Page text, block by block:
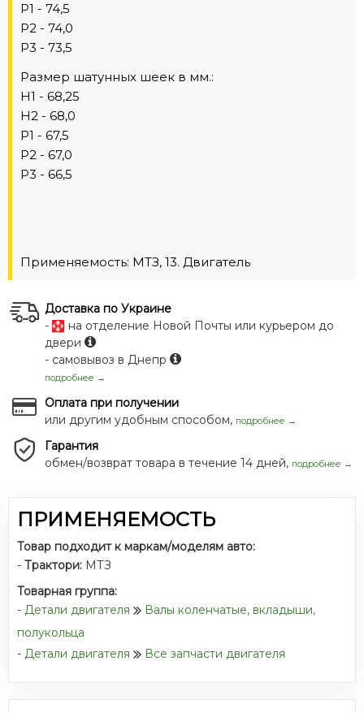
Р1 - 74,5
Р2 - 74,0
Р3 - 73,5
Размер шатунных шеек в мм.:
Н1 - 68,25
Н2 - 68,0
Р1 - 67,5
Р2 - 67,0
Р3 - 66,5
Применяемость: МТЗ, 13. Двигатель
Доставка по Украине
-
на отделение Новой Почты или курьером до
двери
- самовывоз в Днепр
подробнее →
Оплата при получении
или другим удобным способом, подробнее →
Гарантия
обмен/возврат товара в течение 14 дней, подробнее →
ПРИМЕНЯЕМОСТЬ
Товар подходит к маркам/моделям авто:
- Трактори: МТЗ
Товарная группа:
- Детали двигателя
Валы коленчатые, вкладыши,
полукольца
- Детали двигателя Все запчасти двигателя